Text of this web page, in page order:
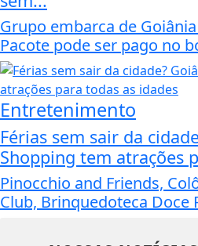
Grupo embarca de
Pacote pode ser pago no
Entretenimento
Férias sem sair da
Shopping tem atrações
Pinocchio and Friends,
Club, Brinquedoteca Doce